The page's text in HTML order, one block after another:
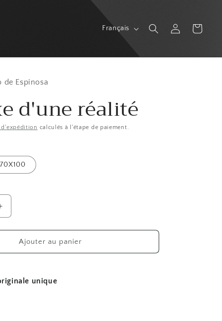
L
n
e
Français Connexion Panier
de Espinosa
d'une réalité
d'expédition calculés à l'étape de paiement.
70X100
Augmenter
Ajouter au panier
unique